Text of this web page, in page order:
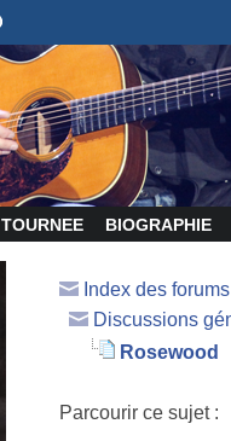
TOURNEE BIOGRAPHIE
Index des
Discussions
Rosewood
Parcourir ce sujet